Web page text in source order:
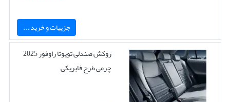
جزییات و خرید ...
روکش صندلی تویوتا راوفور 2025
چرمی طرح فابریکی